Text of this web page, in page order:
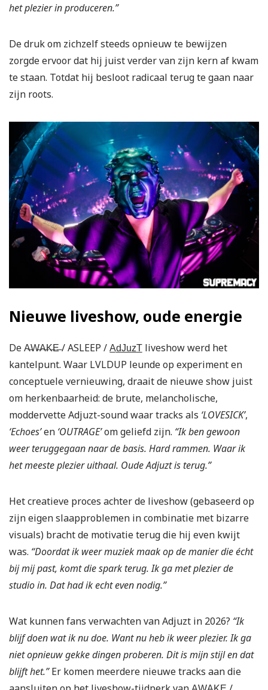
het plezier in produceren.”
De druk om zichzelf steeds opnieuw te bewijzen
zorgde ervoor dat hij juist verder van zijn kern af kwam
te staan. Totdat hij besloot radicaal terug te gaan naar
zijn roots.
Nieuwe liveshow, oude energie
De A̶W̶A̶K̶E̶ / ASLEEP / A̲d̲J̲u̲z̲T̲ liveshow werd het
kantelpunt. Waar LVLDUP leunde op experiment en
conceptuele vernieuwing, draait de nieuwe show juist
om herkenbaarheid: de brute, melancholische,
moddervette Adjuzt-sound waar tracks als ‘LOVESICK’,
‘Echoes’en ‘OUTRAGE’om geliefd zijn. “Ik ben gewoon
weer teruggegaan naar de basis. Hard rammen. Waar ik
het meeste plezier uithaal. Oude Adjuzt is terug.”
Het creatieve proces achter de liveshow (gebaseerd op
zijn eigen slaapproblemen in combinatie met bizarre
visuals) bracht de motivatie terug die hij even kwijt
was. “Doordat ik weer muziek maak op de manier die écht
bij mij past, komt die spark terug. Ik ga met plezier de
studio in. Dat had ik echt even nodig.”
Wat kunnen fans verwachten van Adjuzt in 2026? “Ik
blijf doen wat ik nu doe. Want nu heb ik weer plezier. Ik ga
niet opnieuw gekke dingen proberen. Dit is mijn stijl en dat
blijft het.”Er komen meerdere nieuwe tracks aan die